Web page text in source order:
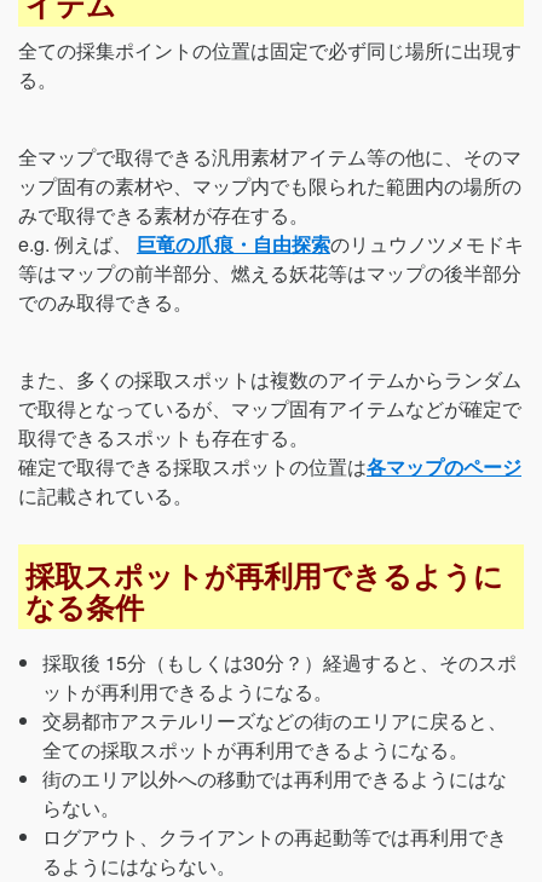
全ての採集ポイントの位置は固定で必ず同じ場所に出現す
る。
全マップで取得できる汎用素材アイテム等の他に、そのマ
ップ固有の素材や、マップ内でも限られた範囲内の場所の
みで取得できる素材が存在する。
e.g. 例えば、 巨竜の爪痕・自由探索のリュウノツメモドキ
等はマップの前半部分、燃える妖花等はマップの後半部分
でのみ取得できる。
また、多くの採取スポットは複数のアイテムからランダム
で取得となっているが、マップ固有アイテムなどが確定で
取得できるスポットも存在する。
確定で取得できる採取スポットの位置は各マップのページ
に記載されている。
採取スポットが再利用できるように
なる条件
採取後 15分（もしくは30分？）経過すると、そのスポ
ットが再利用できるようになる。
交易都市アステルリーズなどの街のエリアに戻ると、
全ての採取スポットが再利用できるようになる。
街のエリア以外への移動では再利用できるようにはな
らない。
ログアウト、クライアントの再起動等では再利用でき
るようにはならない。